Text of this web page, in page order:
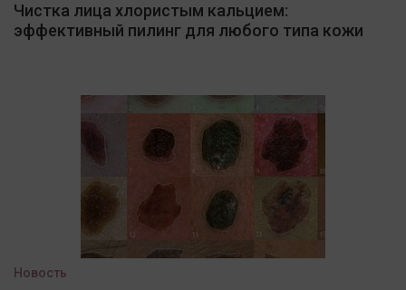
Чистка лица хлористым кальцием:
эффективный пилинг для любого типа кожи
Новость